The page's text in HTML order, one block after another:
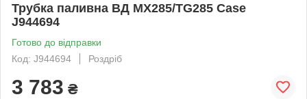
Трубка паливна ВД MX285/TG285 Case
J944694
Готово до відправки
Код: J944694
Роздріб
3 783 ₴